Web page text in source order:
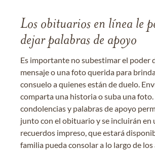
Los obituarios en línea le
dejar palabras de apoyo
Es importante no subestimar el poder
mensaje o una foto querida para
consuelo a quienes están de duelo.
comparta una historia o suba una foto.
condolencias y palabras de apoyo
junto con el obituario y se incluirán en
recuerdos impreso, que estará
familia pueda consolar a lo largo de los